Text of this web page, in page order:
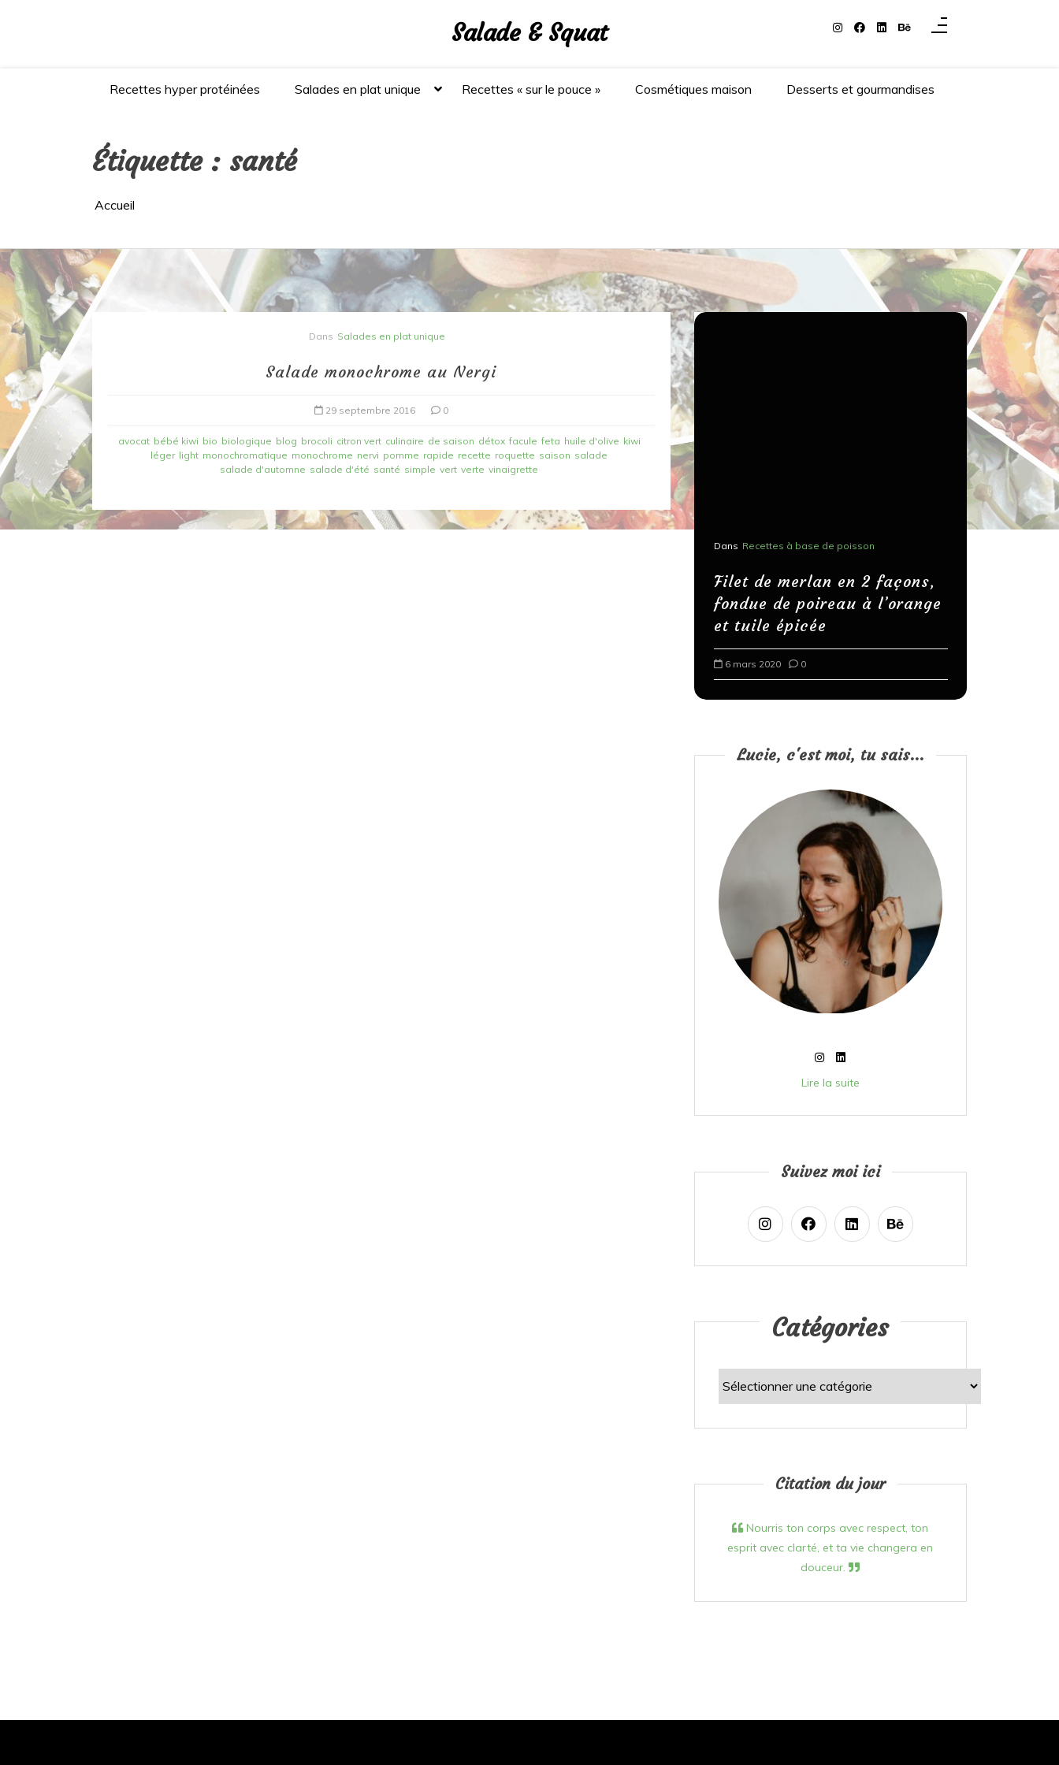
Salade & Squat
Recettes hyper protéinées Salades en plat unique Recettes « sur le pouce » Cosmétiques maison Desserts et gourmandises
Étiquette : santé
Accueil
Dans Salades en plat unique
Salade monochrome au Nergi
29 septembre 2016 0
avocat bébé kiwi bio biologique blog brocoli citron vert culinaire de saison détox facule feta huile d'olive kiwi
léger light monochromatique monochrome nervi pomme rapide recette roquette saison salade
salade d'automne salade d'été santé simple vert verte vinaigrette
Dans Recettes à base de poisson
Filet de merlan en 2 façons,
fondue de poireau à l’orange
et tuile épicée
6 mars 2020 0
Lucie, c'est moi, tu sais...
Lire la suite
Suivez moi ici
Catégories
Citation du jour
Nourris ton corps avec respect, ton
esprit avec clarté, et ta vie changera en
douceur.